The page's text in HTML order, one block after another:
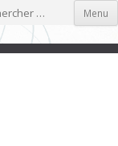
Menu